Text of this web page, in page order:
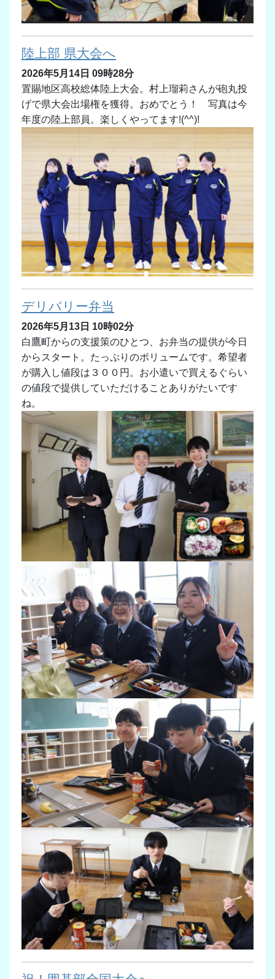
陸上部 県大会へ
2026年5月14日 09時28分
置賜地区高校総体陸上大会。村上瑠莉さんが砲丸投
げで県大会出場権を獲得。おめでとう！ 写真は今
年度の陸上部員。楽しくやってます!(^^)!
デリバリー弁当
2026年5月13日 10時02分
白鷹町からの支援策のひとつ、お弁当の提供が今日
からスタート。たっぷりのボリュームです。希望者
が購入し値段は３００円。お小遣いで買えるぐらい
の値段で提供していただけることありがたいです
ね。